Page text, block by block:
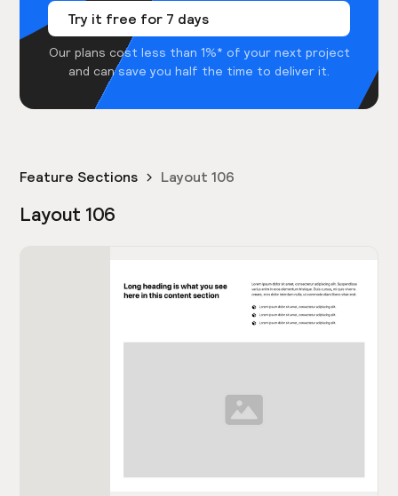
Try it free for 7 days
Our plans cost less than 1%* of your next project
and can save you half the time to deliver it.
Feature Sections Layout 106
Layout 106